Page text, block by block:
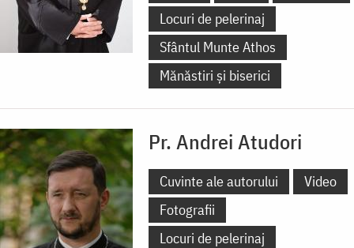
Locuri de pelerinaj
Sfântul Munte Athos
Mănăstiri și biserici
Pr. Andrei Atudori
Cuvinte ale autorului
Video
Fotografii
Locuri de pelerinaj